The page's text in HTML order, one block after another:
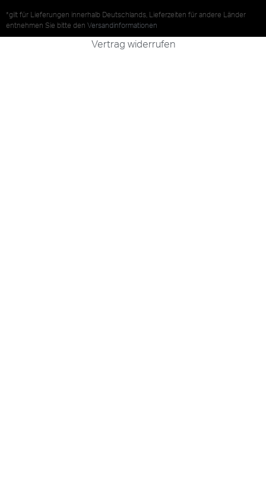
*gilt für Lieferungen innerhalb Deutschlands, Lieferzeiten für andere Länder
entnehmen Sie bitte den Versandinformationen
Vertrag widerrufen